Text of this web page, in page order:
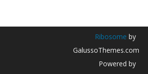
Ribosome by
GalussoThemes.com
Powered by